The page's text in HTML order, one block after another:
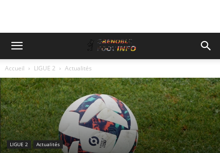
Accueil LIGUE 2 Actualités
LIGUE 2 Actualités